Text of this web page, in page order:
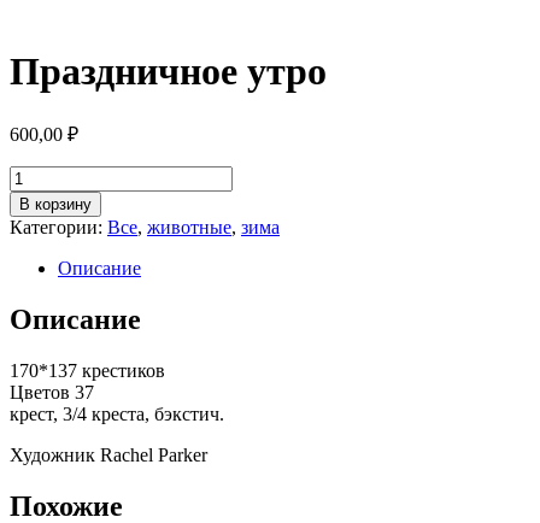
Праздничное утро
600,00 ₽
Количество
товара
Праздничное
утро
В корзину
Категории: Все, животные, зима
Описание
Описание
170*137 крестиков
Цветов 37
крест, 3/4 креста, бэкстич.
Художник Rachel Parker
Похожие